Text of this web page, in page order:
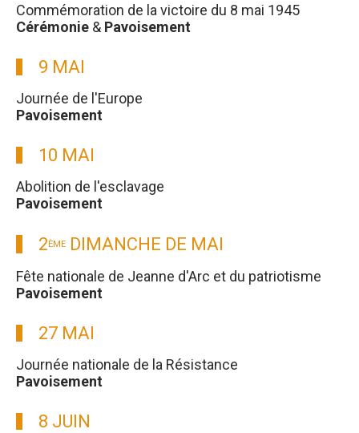
Commémoration de la victoire du 8 mai 1945
Cérémonie & Pavoisement
9 MAI
Journée de l'Europe
Pavoisement
10 MAI
Abolition de l'esclavage
Pavoisement
2ÈME DIMANCHE DE MAI
Fête nationale de Jeanne d'Arc et du patriotisme
Pavoisement
27 MAI
Journée nationale de la Résistance
Pavoisement
8 JUIN